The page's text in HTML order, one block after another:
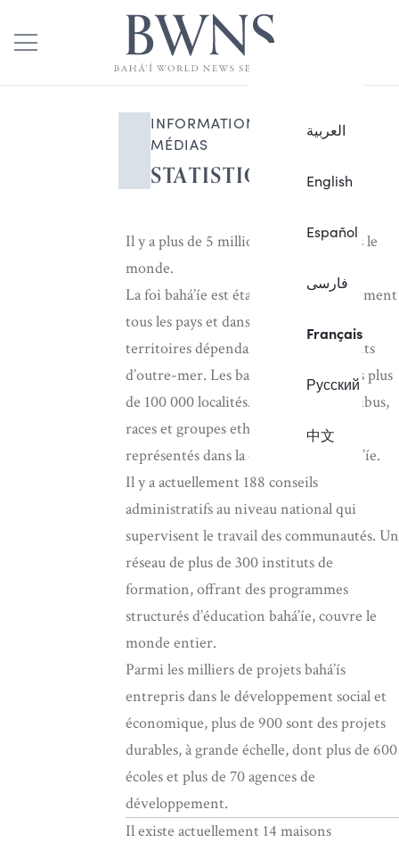
العربية
English
Español
فارسی
Français
Русский
中文
INFORMATIONS POUR LES
MÉDIAS
STATISTIQUES
Il y a plus de 5 millions de bahá’ís dans le
monde.
La foi bahá’íe est établie dans pratiquement
tous les pays et dans de nombreux
territoires dépendants et départements
d’outre-mer. Les bahá’ís résident dans plus
de 100 000 localités. Environ 2 100 tribus,
races et groupes ethniques sont
représentés dans la communauté bahá’íe.
Il y a actuellement 188 conseils
administratifs au niveau national qui
supervisent le travail des communautés. Un
réseau de plus de 300 instituts de
formation, offrant des programmes
structurés d’éducation bahá’íe, couvre le
monde entier.
Parmi les milliers de projets bahá’ís
entrepris dans le développement social et
économique, plus de 900 sont des projets
durables, à grande échelle, dont plus de 600
écoles et plus de 70 agences de
développement.
Il existe actuellement 14 maisons